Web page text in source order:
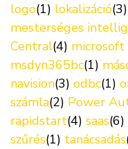
logo(1) lokalizáció(3)
mesterséges
Central(4)
msdyn365bc(1)
navision(3) odbc(1)
számla(2) Power
rapidstart(4) saas(6)
szűrés(1) tanácsadás